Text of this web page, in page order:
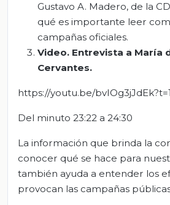
Gustavo A. Madero, de la
qué es importante leer
campañas oficiales.
Video. Entrevista a María
Cervantes.
https://youtu.be/
Del minuto 23:22 a 24:30
La información que brinda la
conocer qué se hace para
también ayuda a entender los
provocan las campañas